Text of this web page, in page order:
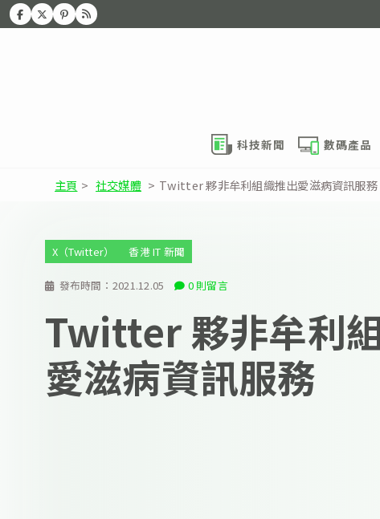
科技新聞 數碼產品
主頁 > 社交媒體 > Twitter 夥非牟利組織推出愛滋病資訊服務
發布時間： 2021.12.05 0 則留言
X（Twitter） 香港 IT 新聞
Twitter 夥非牟利
愛滋病資訊服務